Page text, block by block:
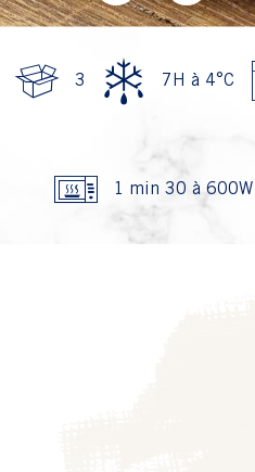
Previous Next
3 7H à 4°C
1 min 30 à 600W